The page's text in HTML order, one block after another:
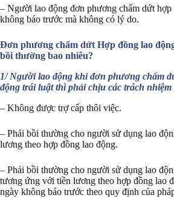
– Người lao động đơn phương chấm dứt hợp
không báo trước mà không có lý do.
Đơn phương chấm dứt Hợp đồng lao
bồi thường bao nhiêu?
1/ Người lao động khi đơn phương chấm
động trái luật thì phải chịu các trách nhiệm
– Không được trợ cấp thôi việc.
– Phải bồi thường cho người sử dụng lao
lương theo hợp đồng lao động.
– Phải bồi thường cho người sử dụng lao
tương ứng với tiền lương theo hợp đồng lao
ngày không báo trước theo quy định của